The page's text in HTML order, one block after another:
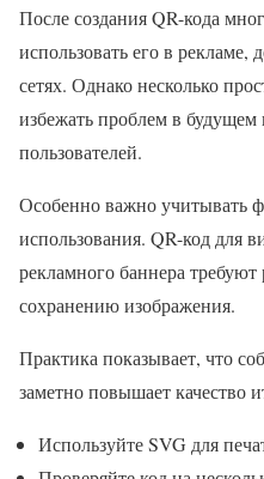
После создания QR-кода
использовать его в
сетях. Однако несколько
избежать проблем в будущем
пользователей.
Особенно важно учитывать
использования. QR-код для
рекламного баннера
сохранению изображения.
Практика показывает, что
заметно повышает качество
Используйте SVG для